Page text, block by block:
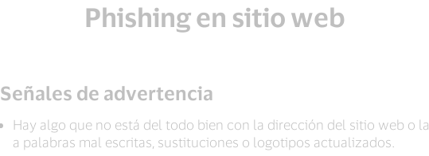
Phishing en sitio web
Señales de advertencia
Hay algo que no está del todo bien con la dirección del sitio web o
a palabras mal escritas, sustituciones o logotipos actualizados.